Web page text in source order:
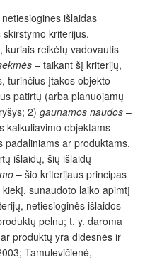
išlaidas
kriterijus.
kuriais reikėtų vadovautis
– taikant šį kriterijų,
turinčius įtakos objekto
patirtų (arba planuojamų
2) gaunamos naudos –
kalkuliavimo objektams
padaliniams ar produktams,
išlaidų, šių išlaidų
– šio kriterijaus principas
sunaudoto laiko apimtį
netiesioginės išlaidos
pelnu; t. y. daroma
produktų yra didesnės ir
Tamulevičienė,